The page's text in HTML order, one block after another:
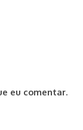
eu comentar.